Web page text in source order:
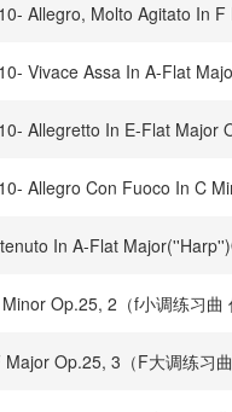
Allegro, Molto Agitato In F
Vivace Assa In A-Flat
Allegretto In E-Flat Major
Allegro Con Fuoco In C
In A-Flat
Op.25, 2（f小调练习曲
Op.25, 3（F大调练习曲